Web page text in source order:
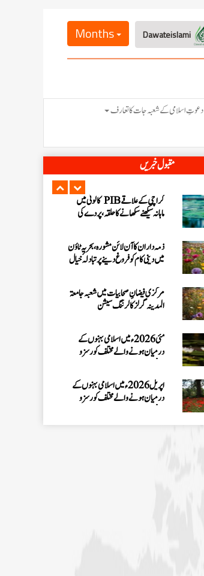
Months
دعوتِ اسلامی کے شعبہ جات کا تعارف
مقبول خبریں
محفل نعت کا انعقاد
سری لنکا شیڈول کے اہداف کی تکمیل
ذمہ داران کا آن لائن مشورہ، بحریہ ٹاؤن
میں دینی کام کو فروغ دینے پر تبادلہ ٔخیال
مرکزی فیضانِ صحابیات میں شعبہ جامعۃ
المدینہ گرلز کا لرننگ سیشن
مئی 2026ء میں اسلامی بہنوں کے
درمیان ہونے والے مختلف کورسز و
اپریل 2026ء میں اسلامی بہنوں کے
درمیان ہونے والے مختلف کورسز و
اسلامی بہنوں کے لئے خصوصی ون ڈے
سیشن ” عید،عبادت اور قربانی “ کا انعقاد
کم عمر بچوں اور بچیوں کے لئے ون ڈے
سیشن "Eid of Sacrifice"